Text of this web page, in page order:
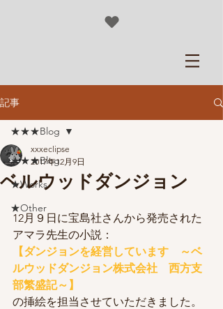
記事
★★★Blog
★Works
★Other
★★★Blog
ベルウッドダンジョン
xxxeclipse
2017年12月9日
12月９日に宝島社さんから発売された
アマラ先生の小説：
【ダンジョンを経営しています　～ベ
ルウッドダンジョン株式会社　西方支
部繁盛記～】
の挿絵を担当させていただきました。